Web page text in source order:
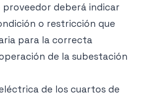
deberá indicar
o restricción que
para la correcta
de la subestación
de los cuartos de